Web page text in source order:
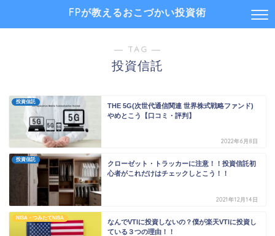
FPが教えるおこづかい投資術
― TAG ―
投資信託
投資信託
THE 5G(次世代通信関連 世界株式戦略ファンド)
やめとこう【口コミ・評判】
2022年6月8日
投資信託
クローゼット・トラッカーに注意！！投資信託初
心者がこれだけはチェックしとこう！！
2021年12月14日
NISA・つみたてNISA
なんでVTIに投資しないの？僕が楽天VTIに投資し
ている３つの理由！！